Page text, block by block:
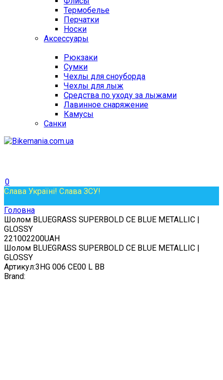
Термобелье
Перчатки
Носки
Аксессуары
Рюкзаки
Сумки
Чехлы для сноуборда
Чехлы для лыж
Средства по уходу за лыжами
Лавинное снаряжение
Камусы
Санки
0
Слава Україні! Слава ЗСУ!
Головна
Шолом BLUEGRASS SUPERBOLD CE BLUE METALLIC |
GLOSSY
221002200UAH
Шолом BLUEGRASS SUPERBOLD CE BLUE METALLIC |
GLOSSY
Артикул:3HG 006 CE00 L BB
Brand: